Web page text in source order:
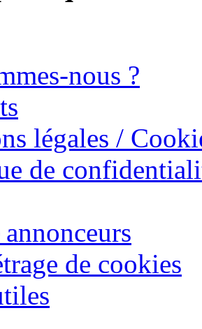
nous ?
légales /
de
annonceurs
de cookies